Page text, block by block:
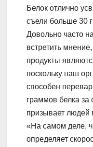
Белок отлично
съели больше 30
Довольно часто
встретить
продукты
поскольку наш
способен
граммов белка
призывает людей
«На самом деле,
определяет